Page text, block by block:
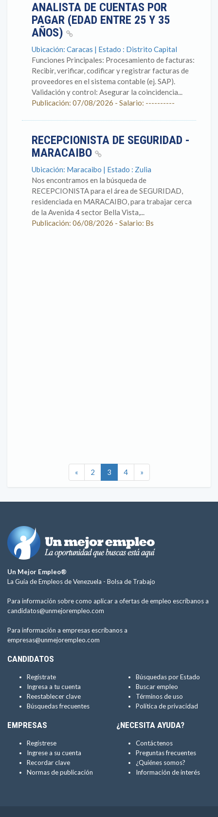
ANALISTA DE CUENTAS POR
PAGAR (EDAD ENTRE 25 Y 35
AÑOS)
Ubicación: Caracas | Estado : Distrito Capital
Funciones Principales: Procesamiento de facturas:
Recibir, verificar, codificar y registrar facturas de
proveedores en el sistema contable (ej. SAP).
Validación y control: Asegurar la coincidencia...
Publicación: 07/08/2026 - Salario: ----------
RECEPCIONISTA DE SEGURIDAD -
MARACAIBO
Ubicación: Maracaibo | Estado : Zulia
Nos encontramos en la búsqueda de
RECEPCIONISTA para el área de SEGURIDAD,
residenciada en MARACAIBO, para trabajar cerca
de la Avenida 4 sector Bella Vista,...
Publicación: 06/08/2026 - Salario: Bs
« 2 3 4 »
Un Mejor Empleo®
La Guía de Empleos de Venezuela - Bolsa de Trabajo
Para información sobre como aplicar a ofertas de empleo escríbanos a
candidatos@unmejorempleo.com
Para información a empresas escríbanos a
empresas@unmejorempleo.com
CANDIDATOS
Regístrate
Ingresa a tu cuenta
Reestablecer clave
Búsquedas frecuentes
Búsquedas por Estado
Buscar empleo
Términos de uso
Política de privacidad
EMPRESAS
Regístrese
Ingrese a su cuenta
Recordar clave
Normas de publicación
¿NECESITA AYUDA?
Contáctenos
Preguntas frecuentes
¿Quiénes somos?
Información de interés